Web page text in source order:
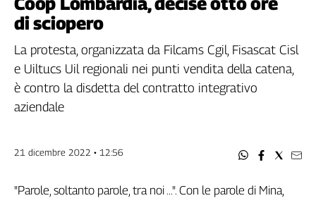
Filcams
Filctem
Fillea
Filt
Fiom
Fisac
Fp
Slc
di sciopero
La protesta, organizzata da Filcams Cgil, Fisascat Cisl
e Uiltucs Uil regionali nei punti vendita della catena,
è contro la disdetta del contratto integrativo
aziendale
21 dicembre 2022 • 12:56
"Parole, soltanto parole, tra noi ...". Con le parole di Mina,